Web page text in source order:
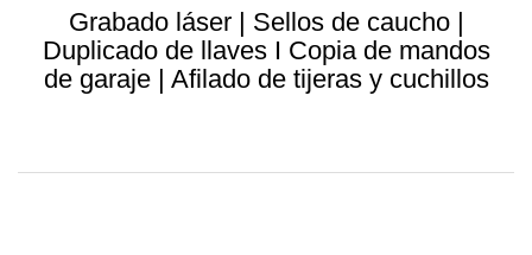
Grabado láser | Sellos de caucho |
Duplicado de llaves I Copia de mandos
de garaje | Afilado de tijeras y cuchillos